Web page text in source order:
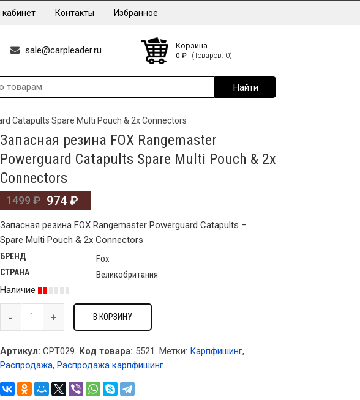
Контакты Избранное
sale@carpleader.ru Корзина
0 ₽ (Товаров: 0)
Catapults Spare Multi Pouch & 2x Connectors
Запасная резина FOX Rangemaster
Powerguard Catapults Spare Multi Pouch & 2x
Connectors
1499₽ 974 ₽
Запасная резина FOX Rangemaster Powerguard Catapults –
Spare Multi Pouch & 2x Connectors
БРЕНД Fox
СТРАНА
Великобритания
Наличие
В КОРЗИНУ
Артикул: CPT029. Код товара: 5521. Метки: Карпфишинг,
Распродажа, Распродажа карпфишинг.